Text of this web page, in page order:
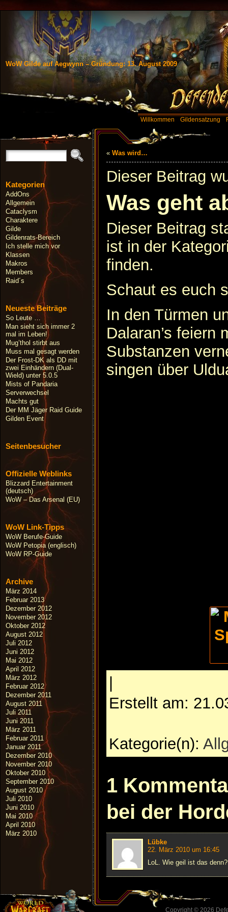
WoW Gilde auf Aegwynn – Gründung: 13. August 2009
Willkommen Gildensatzung
Kategorien
AddOns
Allgemein
Cataclysm
Charaktere
Gilde
Gildenrats-Bereich
Ich stelle mich vor
Klassen
Makros
Members
Raid´s
Neueste Beiträge
So Leute …
Man sieht sich immer 2
mal im Leben!
Mug’thol stirbt aus
Muss mal gesagt werden
Der Frost-DK als DD mit
zwei Einhändern (Dual-
Wield) unter 5.0.5
Mists of Pandaria
Serverwechsel
Machts gut
Der MM Jäger Raid Guide
Gilden Event
Seitenbesucher
Offizielle Weblinks
Blizzard Entertainment
(deutsch)
WoW – Das Arsenal (EU)
WoW Link-Tipps
WoW Berufe-Guide
WoW Petopia (englisch)
WoW RP-Guide
Archive
März 2014
Februar 2013
Dezember 2012
November 2012
Oktober 2012
August 2012
Juli 2012
Juni 2012
Mai 2012
April 2012
März 2012
Februar 2012
Dezember 2011
August 2011
Juli 2011
Juni 2011
März 2011
Februar 2011
Januar 2011
Dezember 2010
November 2010
Oktober 2010
September 2010
August 2010
Juli 2010
Juni 2010
Mai 2010
April 2010
März 2010
« Was wird…
Dieser Beitrag
Was geht
Dieser Beitrag
ist in der
finden.
Schaut es euch
In den Türmen
Dalaran’s feiern
Substanzen
singen über
Erstellt am:
Kategorie(n):
1
bei der
Lübke
22. März 2010 um 16:45
LoL. Wie geil ist das denn?
Copyright © 2026